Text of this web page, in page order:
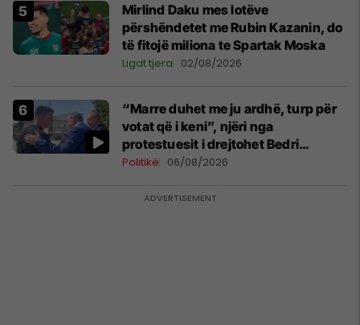
Mirlind Daku mes lotëve
përshëndetet me Rubin Kazanin, do
të fitojë miliona te Spartak Moska
Ligat tjera 02/08/2026
“Marre duhet me ju ardhë, turp për
votat që i keni”, njëri nga
protestuesit i drejtohet Bedri
Hamzës
Politikë 06/08/2026